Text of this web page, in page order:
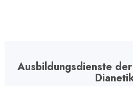
Ausbildungsdienste